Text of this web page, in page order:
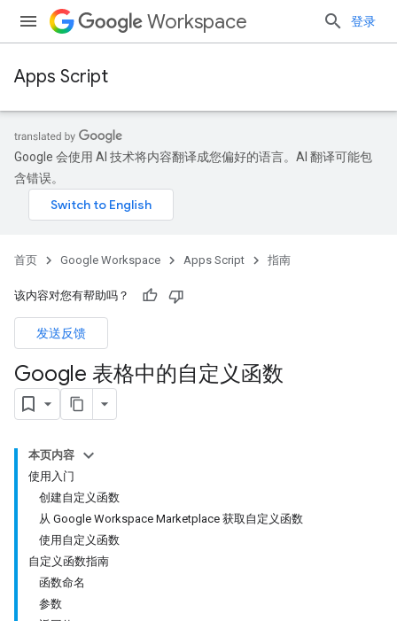
Workspace 登录
Apps Script
Google 会使用 AI 技术将内容翻译成您偏好的语言。AI 翻译可能包
含错误。
首页 Google Workspace Apps Script 指南
该内容对您有帮助吗？
发送反馈
Google 表格中的自定义函数
本页内容
使用入门
创建自定义函数
从 Google Workspace Marketplace 获取自定义函数
使用自定义函数
自定义函数指南
函数命名
参数